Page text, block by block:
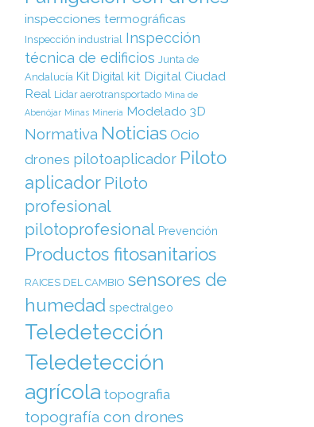
inspecciones termográficas
Inspección industrial Inspección
técnica de edificios Junta de
Andalucía Kit Digital kit Digital Ciudad
Real Lidar aerotransportado Mina de
Abenójar Minas Minería Modelado 3D
Normativa Noticias Ocio
drones pilotoaplicador Piloto
aplicador Piloto
profesional
pilotoprofesional Prevención
Productos fitosanitarios
RAICES DEL CAMBIO sensores de
humedad spectralgeo
Teledetección
Teledetección
agrícola topografia
topografía con drones